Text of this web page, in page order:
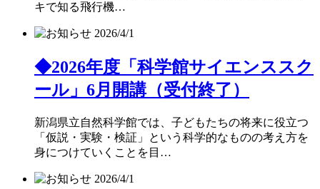
キで知る飛行機…
2026/4/1
◆2026年度「科学館サイエンススク
ール」6月開講（受付終了）
新潟県立自然科学館では、子どもたちの将来に役立つ
「仮説・実験・検証」という科学的なものの考え方を
身につけていくことを目…
2026/4/1